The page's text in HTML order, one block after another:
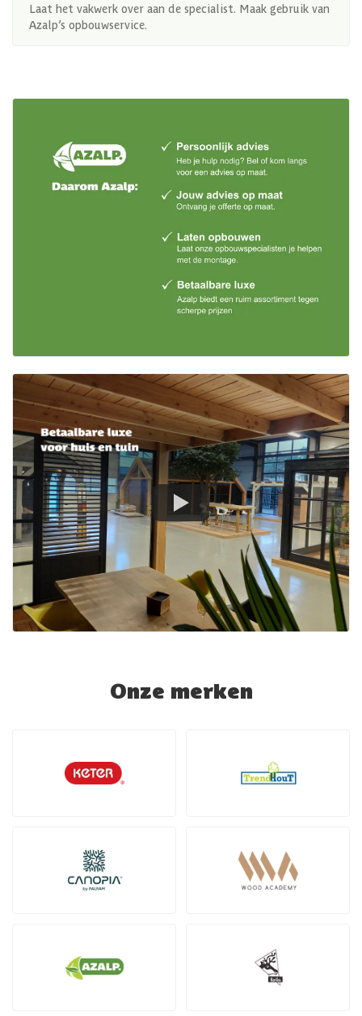
Laat het vakwerk over aan de specialist. Maak gebruik van
Azalp’s opbouwservice.
Onze merken